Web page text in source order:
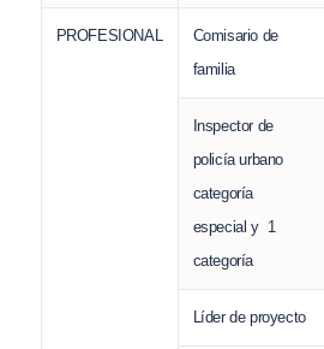
PROFESIONAL
Comisario de
familia
Inspector de
policía urbano
categoría
especial y 1
categoría
Líder de proyecto